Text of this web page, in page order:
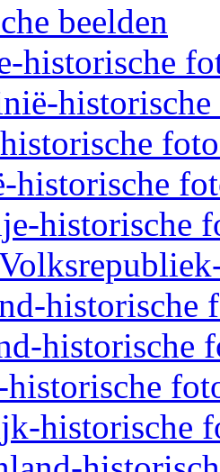
beelden
historische
historische
historische
historische
historische
historische